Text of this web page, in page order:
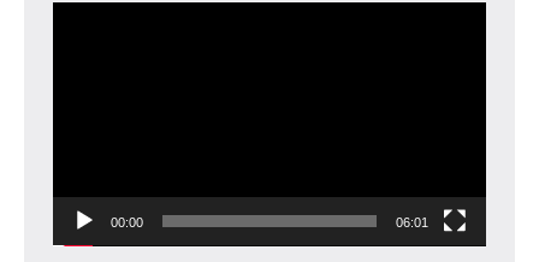
00:00 06:01